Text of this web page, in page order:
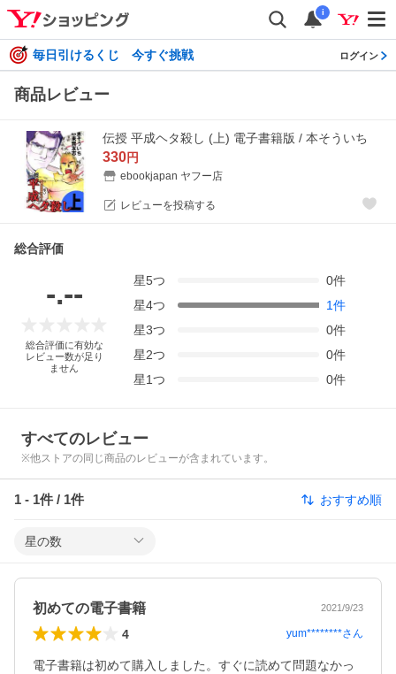
i
毎日引けるくじ 今すぐ挑戦 ログイン
商品レビュー
伝授 平成ヘタ殺し (上) 電子書籍版 / 本そういち
330円
ebookjapan ヤフー店
レビューを投稿する
総合評価
-.--
総合評価に有効な
レビュー数が足り
ません
星5つ 0件
星4つ 1件
星3つ 0件
星2つ 0件
星1つ 0件
すべてのレビュー
※他ストアの同じ商品のレビューが含まれています。
1 - 1件 / 1件 おすすめ順
星の数
初めての電子書籍 2021/9/23
4 yum********さん
電子書籍は初めて購入しました。すぐに読めて問題なかっ